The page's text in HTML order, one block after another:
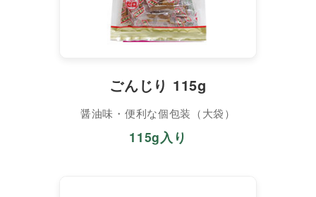
ごんじり 115g
醤油味・便利な個包装（大袋）
115g入り